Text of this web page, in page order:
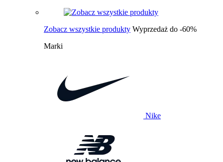
Zobacz wszystkie produkty Wyprzedaż do -60%
Marki
Nike